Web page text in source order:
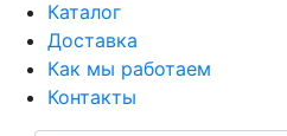
Каталог
Доставка
Как мы работаем
Контакты